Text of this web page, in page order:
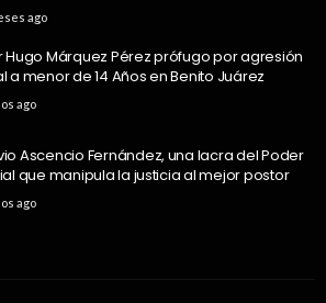
ago
Hugo Márquez Pérez prófugo por agresión
a menor de 14 Años en Benito Juárez
ago
Ascencio Fernández, una lacra del Poder
que manipula la justicia al mejor postor
ago